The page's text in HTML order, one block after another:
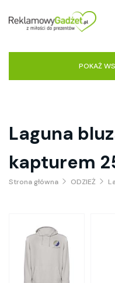
POKAŻ
Laguna
kapturem
Strona główna ODZIEŻ